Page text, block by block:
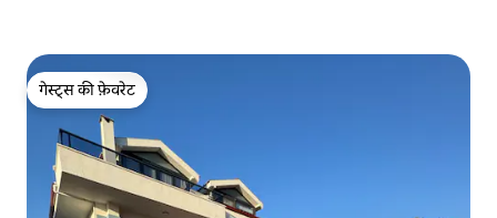
गेस्ट्स की फ़ेवरेट
गेस्ट्स की फ़ेवरेट